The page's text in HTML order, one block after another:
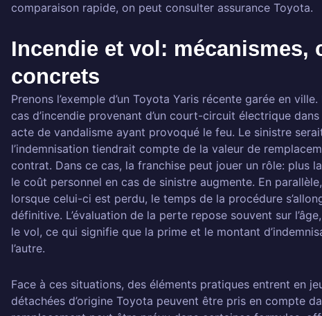
comparaison rapide, on peut consulter assurance Toyota.
Incendie et vol: mécanismes,
concrets
Prenons l’exemple d’un Toyota Yaris récente garée en
cas d’incendie provenant d’un court-circuit électrique
acte de vandalisme ayant provoqué le feu. Le sinistre
l’indemnisation tiendrait compte de la valeur de
contrat. Dans ce cas, la franchise peut jouer un rôle: plus
le coût personnel en cas de sinistre augmente. En
lorsque celui-ci est perdu, le temps de la procédure
définitive. L’évaluation de la perte repose souvent sur
le vol, ce qui signifie que la prime et le montant
l’autre.
Face à ces situations, des éléments pratiques entrent en
détachées d’origine Toyota peuvent être pris en compte